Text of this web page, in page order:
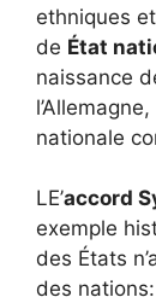
ethniques
de État
naissance
nationale
LE’accord
exemple
des États
des